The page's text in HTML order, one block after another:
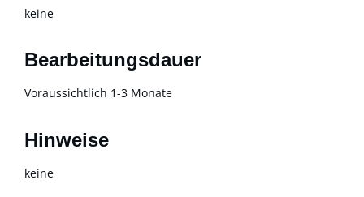
keine
Bearbeitungsdauer
Voraussichtlich 1-3 Monate
Hinweise
keine